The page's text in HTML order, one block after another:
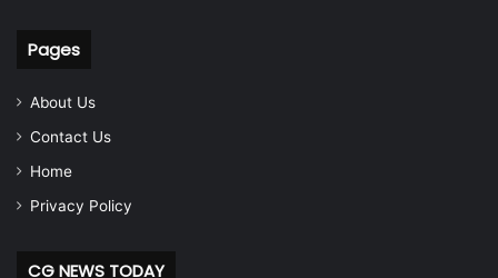
Pages
About Us
Contact Us
Home
Privacy Policy
CG NEWS TODAY